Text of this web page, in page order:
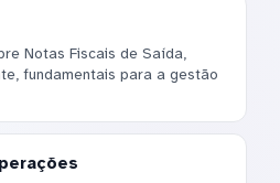
Notas Fiscais de Saída,
fundamentais para a gestão